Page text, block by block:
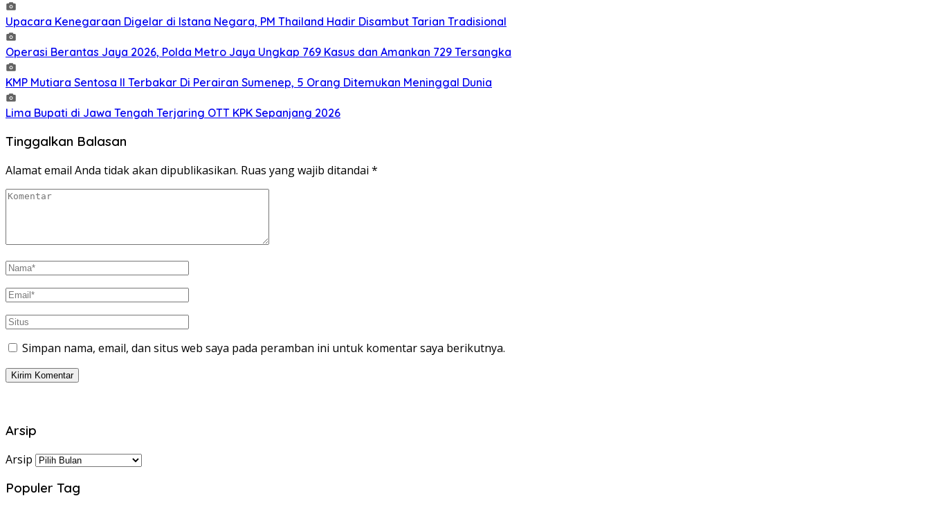
Upacara Kenegaraan Digelar di Istana Negara, PM Thailand Hadir Disambut Tarian Tradisional
Operasi Berantas Jaya 2026, Polda Metro Jaya Ungkap 769 Kasus dan Amankan 729 Tersangka
KMP Mutiara Sentosa II Terbakar Di Perairan Sumenep, 5 Orang Ditemukan Meninggal Dunia
Lima Bupati di Jawa Tengah Terjaring OTT KPK Sepanjang 2026
Tinggalkan Balasan
Alamat email Anda tidak akan dipublikasikan. Ruas yang wajib ditandai *
Simpan nama, email, dan situs web saya pada peramban ini untuk komentar saya berikutnya.
Arsip
Arsip
Populer Tag